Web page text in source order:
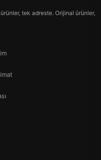
tek adreste. Orijinal ürünler,